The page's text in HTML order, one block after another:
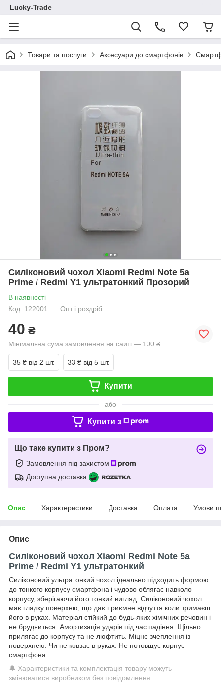
Lucky-Trade
Товари та послуги Аксесуари до смартфонів
Силіконовий чохол Xiaomi Redmi Note 5a
Prime / Redmi Y1 ультратонкий Прозорий
В наявності
Код: 122001
Опт і роздріб
40 ₴
Мінімальна сума замовлення на сайті — 100 ₴
35 ₴ від 2 шт. 33 ₴ від 5 шт.
Купити
або
Купити з
Що таке купити з Пром?
Замовлення під захистом
Доступна доставка
Опис Характеристики Доставка Оплата Умови
Опис
Силіконовий чохол Xiaomi Redmi Note 5a
Prime / Redmi Y1 ультратонкий
Силіконовий ультратонкий чохол ідеально підходить формою
до тонкого корпусу смартфона і чудово облягає навколо
корпусу, зберігаючи його тонкий вигляд. Силіконовий чохол
має гладку поверхню, що дає приємне відчуття коли тримаєш
його в руках. Матеріал стійкий до будь-яких хімічних речовин і
не брудниться. Амортизація ударів під час падіння. Щільно
прилягає до корпусу та не люфтить. Міцне зчеплення із
поверхнею. Чи не ковзає в руках. Не потовщує корпус
смартфона.
🔔 Характеристики та комплектація товару можуть
змінюватися виробником без повідомлення